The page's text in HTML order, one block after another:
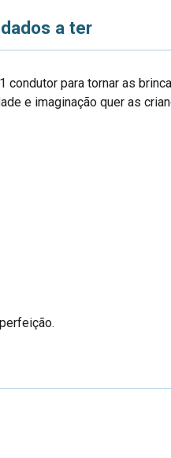
a ter
para tornar as
e imaginação quer as